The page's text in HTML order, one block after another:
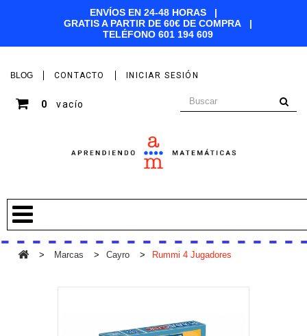
ENVÍOS EN 24-48 HORAS |
GRATIS A PARTIR DE 60€ DE COMPRA |
TELÉFONO 601 194 609
BLOG CONTACTO INICIAR SESIÓN
0 vacío
> Marcas > Cayro > Rummi 4 Jugadores